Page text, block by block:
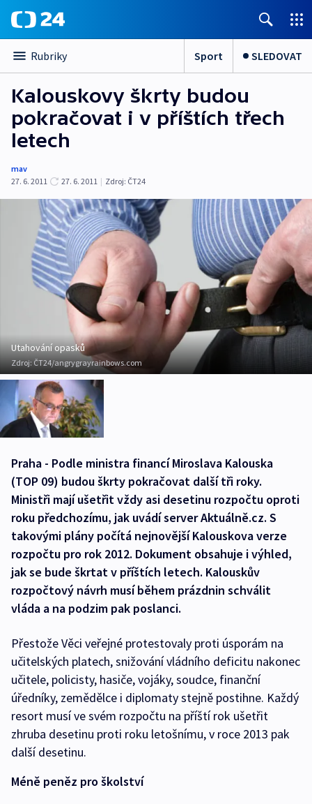
Rubriky Sport SLEDOVAT
Kalouskovy škrty budou
pokračovat i v příštích třech
letech
mav
27. 6. 2011
27. 6. 2011 | Zdroj: ČT24
Utahování opasků
Zdroj:ČT24/angrygrayrainbows.com
Praha - Podle ministra financí Miroslava Kalouska
(TOP 09) budou škrty pokračovat další tři roky.
Ministři mají ušetřit vždy asi desetinu rozpočtu oproti
roku předchozímu, jak uvádí server Aktuálně.cz. S
takovými plány počítá nejnovější Kalouskova verze
rozpočtu pro rok 2012. Dokument obsahuje i výhled,
jak se bude škrtat v příštích letech. Kalouskův
rozpočtový návrh musí během prázdnin schválit
vláda a na podzim pak poslanci.
Přestože Věci veřejné protestovaly proti úsporám na
učitelských platech, snižování vládního deficitu nakonec
učitele, policisty, hasiče, vojáky, soudce, finanční
úředníky, zemědělce i diplomaty stejně postihne. Každý
resort musí ve svém rozpočtu na příští rok ušetřit
zhruba desetinu proti roku letošnímu, v roce 2013 pak
další desetinu.
Méně peněz pro školství